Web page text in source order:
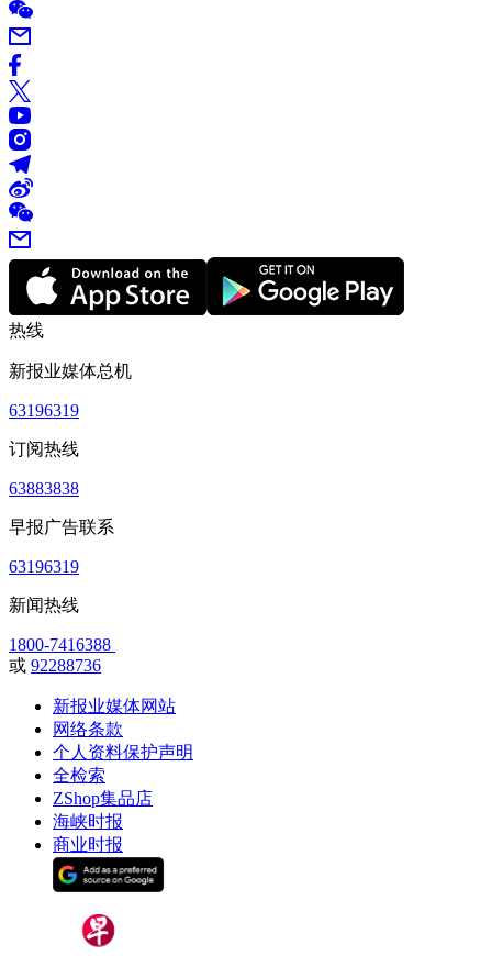
热线
新报业媒体总机
63196319
订阅热线
63883838
早报广告联系
63196319
新闻热线
1800-7416388
或 92288736
新报业媒体网站
网络条款
个人资料保护声明
全检索
ZShop集品店
海峡时报
商业时报